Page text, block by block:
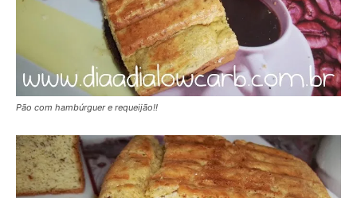
Pão com hambúrguer e requeijão!!